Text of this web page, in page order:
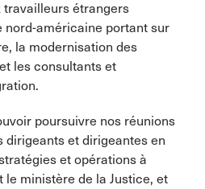
travailleurs étrangers
nord-américaine portant sur
la modernisation des
les consultants et
poursuivre nos réunions
dirigeants et dirigeantes en
et opérations à
le ministère de la Justice, et